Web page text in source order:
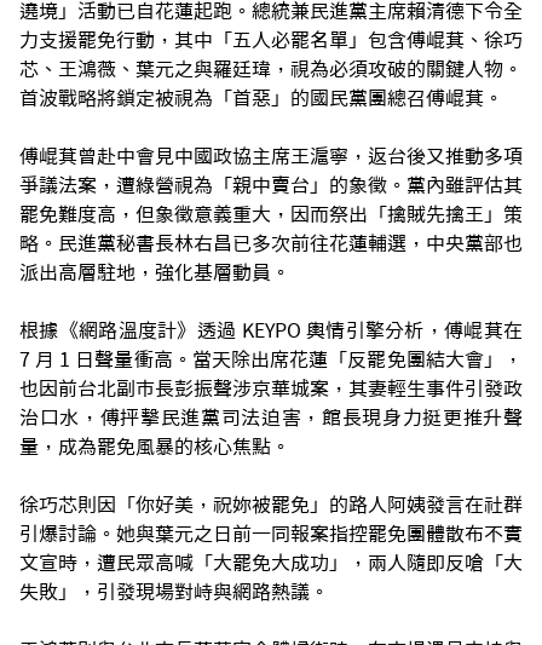
遶境」活動已自花蓮起跑。總統兼民進黨主席賴清德下令全
力支援罷免行動，其中「五人必罷名單」包含傅崐萁、徐巧
芯、王鴻薇、葉元之與羅廷瑋，視為必須攻破的關鍵人物。
首波戰略將鎖定被視為「首惡」的國民黨團總召傅崐萁。
傅崐萁曾赴中會見中國政協主席王滬寧，返台後又推動多項
爭議法案，遭綠營視為「親中賣台」的象徵。黨內雖評估其
罷免難度高，但象徵意義重大，因而祭出「擒賊先擒王」策
略。民進黨秘書長林右昌已多次前往花蓮輔選，中央黨部也
派出高層駐地，強化基層動員。
根據《網路溫度計》透過 KEYPO 輿情引擎分析，傅崐萁在
7 月 1 日聲量衝高。當天除出席花蓮「反罷免團結大會」，
也因前台北副市長彭振聲涉京華城案，其妻輕生事件引發政
治口水，傅抨擊民進黨司法迫害，館長現身力挺更推升聲
量，成為罷免風暴的核心焦點。
徐巧芯則因「你好美，祝妳被罷免」的路人阿姨發言在社群
引爆討論。她與葉元之日前一同報案指控罷免團體散布不實
文宣時，遭民眾高喊「大罷免大成功」，兩人隨即反嗆「大
失敗」，引發現場對峙與網路熱議。